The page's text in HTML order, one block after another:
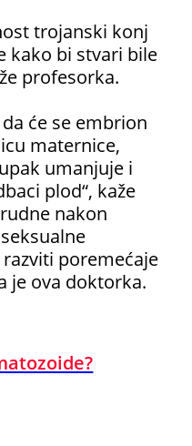
trojanski konj
kako bi stvari bile
profesorka.
će se embrion
maternice,
umanjuje i
plod“, kaže
nakon
poremećaje
je ova doktorka.